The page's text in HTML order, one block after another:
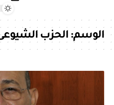
الوسم:الحزب الشيوعى